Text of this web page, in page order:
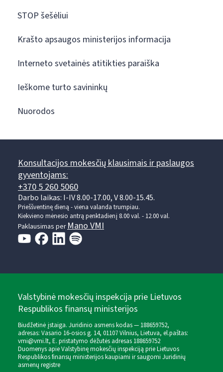
STOP šešėliui
Krašto apsaugos ministerijos informacija
Interneto svetainės atitikties paraiška
Ieškome turto savininkų
Nuorodos
Konsultacijos mokesčių klausimais ir paslaugos
gyventojams:
+370 5 260 5060
Darbo laikas: I-IV 8.00-17.00, V 8.00-15.45.
Prieššventinę dieną - viena valanda trumpiau.
Kiekvieno mėnesio antrą penktadienį 8.00 val. - 12.00 val.
Paklausimas per Mano VMI
Valstybinė mokesčių inspekcija prie Lietuvos
Respublikos finansų ministerijos
Biudžetinė įstaiga. Juridinio asmens kodas — 188659752,
adresas: Vasario 16-osios g. 14, 01107 Vilnius, Lietuva, el.paštas:
vmi@vmi.lt, E. pristatymo dėžutės adresas 188659752
Duomenys apie Valstybinę mokesčių inspekciją prie Lietuvos
Respublikos finansų ministerijos kaupiami ir saugomi Juridinių
asmenų registre